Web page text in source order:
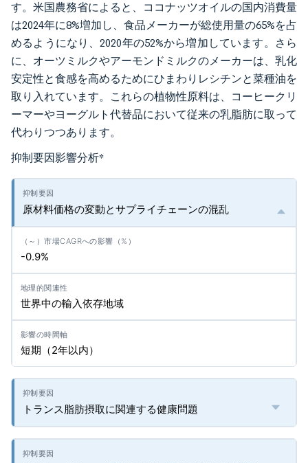
す。米国農務省によると、ココナッツオイルの国内消費量
は2024年に8%増加し、食品メーカーが総使用量の65%を占
めるようになり、2020年の52%から増加しています。さら
に、オーツミルクやアーモンドミルクのメーカーは、乳化
安定性と食感を高めるためにひまわりレシチンと菜種油を
取り入れています。これらの植物性原料は、コーヒークリ
ーマーやヨーグルト代替品において従来の乳脂肪に取って
代わりつつあります。
抑制要因影響分析*
原材料価格の変動とサプライチェーンの混乱
-0.9%
世界中の輸入依存地域
短期（2年以内）
トランス脂肪摂取に関連する健康問題